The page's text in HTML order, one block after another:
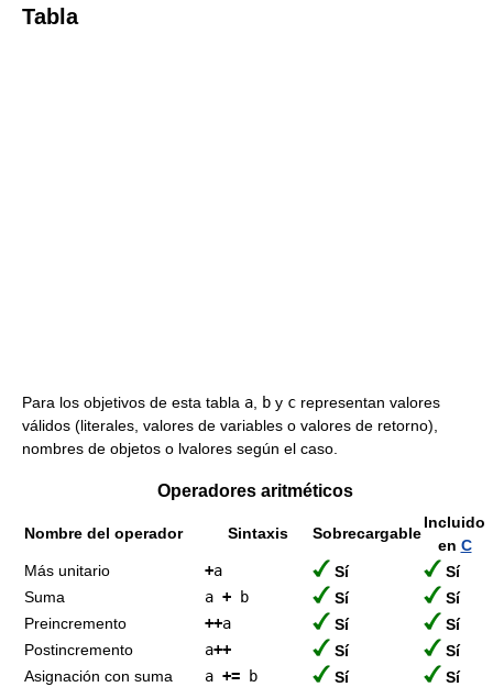
Tabla
Para los objetivos de esta tabla a b y c representan valores
válidos (literales, valores de variables o valores de retorno),
nombres de objetos o lvalores según el caso.
Operadores aritméticos
Nombre del operador Sintaxis Sobrecargable
Incluido
en C
Más unitario
+a Sí
Sí
Suma
a + b Sí
Sí
Preincremento
++a Sí
Sí
Postincremento
a++ Sí
Sí
Asignación con suma
a += b Sí
Sí